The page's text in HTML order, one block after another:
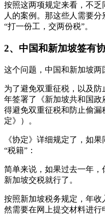
按照这两项规定来看，不
人的案例。那这些人需要
“打一份工，交两份税”。
2、中国和新加坡签有
这个问题，中国和新加坡两
为了避免双重征税，以及
年签署了《新加坡共和国
得避免双重征税和防止偷
定》）。
《协定》详细规定了，如
“税籍”：
简单来说，如果过去一年
新加坡交税就行了。
按照新加坡税务规定，年收
然需要在网上提交材料进行